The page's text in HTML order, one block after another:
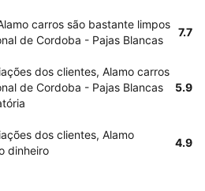
carros são bastante limpos
de Cordoba - Pajas Blancas
7.7
dos clientes, Alamo carros
de Cordoba - Pajas Blancas
5.9
dos clientes, Alamo
dinheiro
4.9